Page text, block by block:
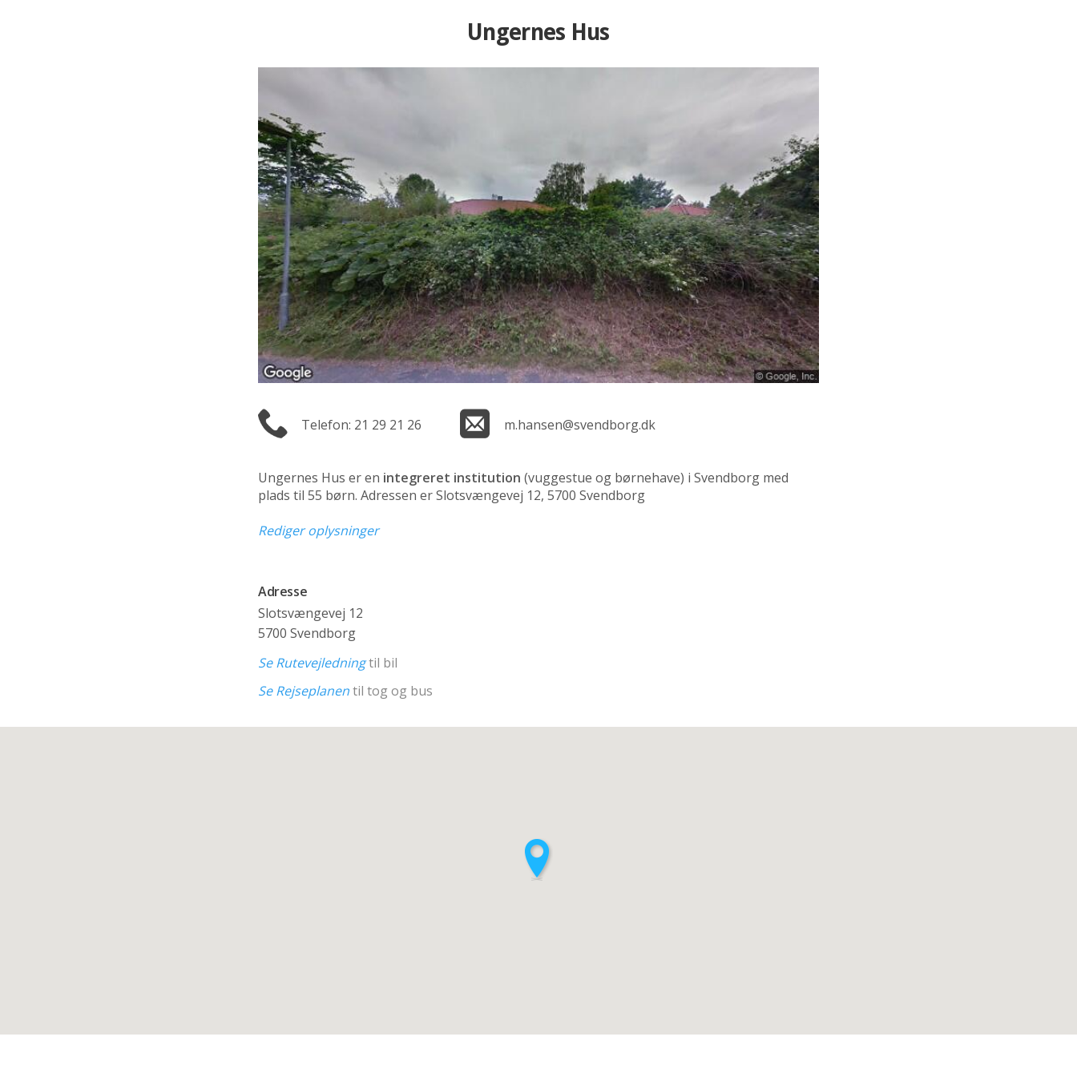
Ungernes Hus
Telefon: 21 29 21 26 m.hansen@svendborg.dk
Ungernes Hus er en integreret institution (vuggestue og børnehave) i Svendborg med
plads til 55 børn. Adressen er Slotsvængevej 12, 5700 Svendborg
Rediger oplysninger
Adresse
Slotsvængevej 12
5700 Svendborg
Se Rutevejledningtil bil
Se Rejseplanentil tog og bus